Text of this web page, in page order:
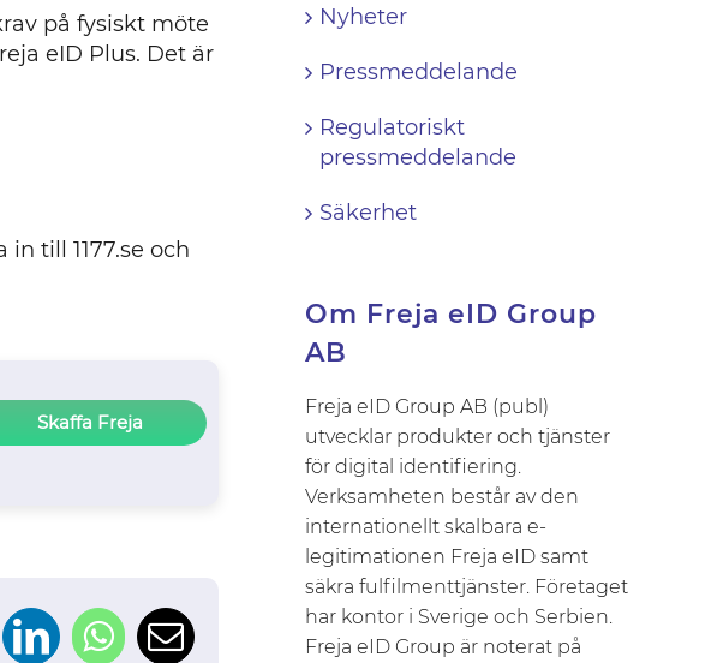
på fysiskt möte
eID Plus. Det är
till 1177.se och
LinkedInWhatsApp
Email
Nyheter
Pressmeddelande
Regulatoriskt
pressmeddelande
Säkerhet
Om Freja eID Group
AB
Freja eID Group AB (publ)
utvecklar produkter och tjänster
för digital identifiering.
Verksamheten består av den
internationellt skalbara e-
legitimationen Freja eID samt
säkra fulfilmenttjänster. Företaget
har kontor i Sverige och Serbien.
Freja eID Group är noterat på